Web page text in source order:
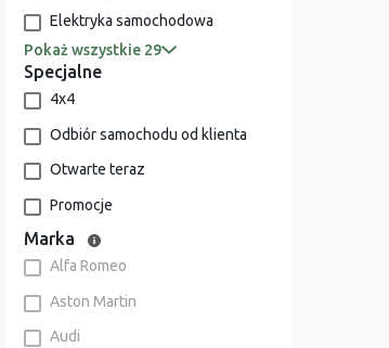
Elektryka samochodowa
Pokaż wszystkie 29
Specjalne
4x4
Odbiór samochodu od klienta
Otwarte teraz
Promocje
Marka
Alfa Romeo
Aston Martin
Audi